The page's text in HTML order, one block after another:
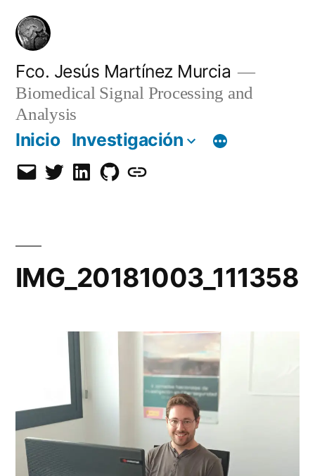
Saltar
contenido
Fco. Jesús Martínez Murcia
Biomedical Signal Processing and
Analysis
Inicio Investigación
EmailTwitterLinkedInGitHub
Orcid
IMG_20181003_111358